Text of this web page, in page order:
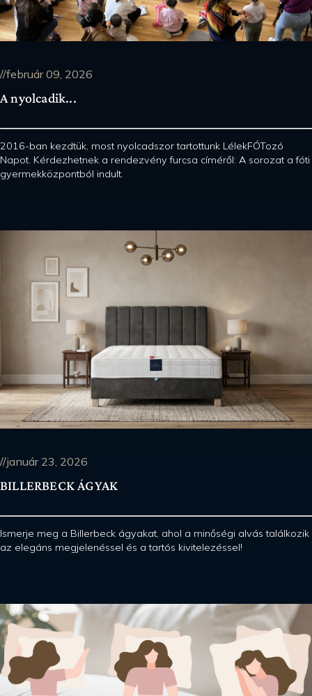
//február 09, 2026
A nyolcadik...
2016-ban kezdtük, most nyolcadszor tartottunk LélekFÓTozó
Napot. Kérdezhetnek a rendezvény furcsa címéről: A sorozat a fóti
gyermekközpontból indult.
//január 23, 2026
BILLERBECK ÁGYAK
Ismerje meg a Billerbeck ágyakat, ahol a minőségi alvás találkozik
az elegáns megjelenéssel és a tartós kivitelezéssel!